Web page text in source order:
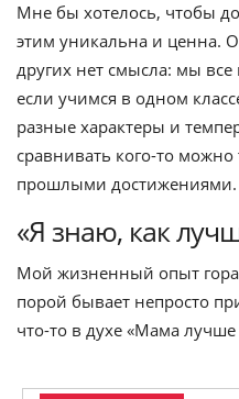
Мне бы хотелось, чтобы
этим уникальна и ценна.
других нет смысла: мы
если учимся в одном
разные характеры и
сравнивать кого-то
прошлыми достижениями.
«Я знаю, как
Мой жизненный опыт
порой бывает непросто
что-то в духе «Мама лучше